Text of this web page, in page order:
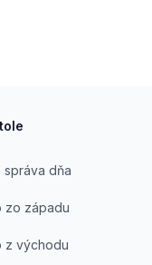
správa dňa
zo západu
z východu